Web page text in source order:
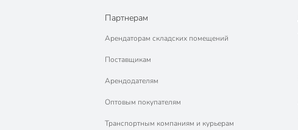
Партнерам
Арендаторам складских помещений
Поставщикам
Арендодателям
Оптовым покупателям
Транспортным компаниям и курьерам